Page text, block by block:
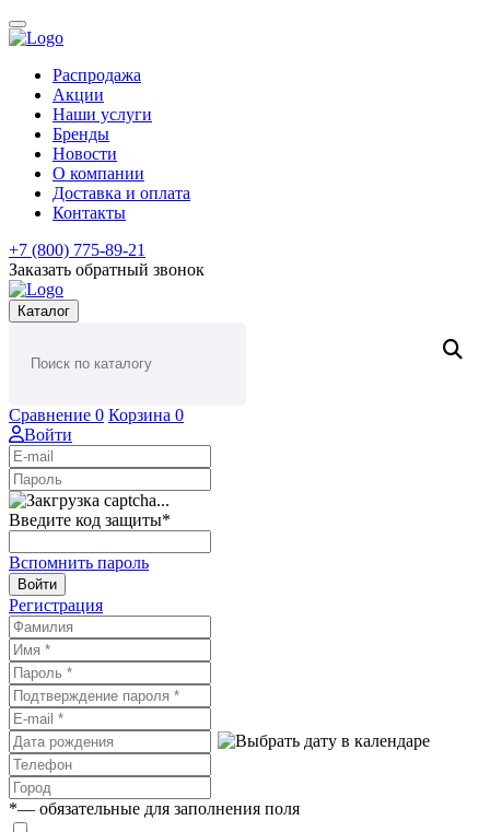
Распродажа
Акции
Наши услуги
Бренды
Новости
О компании
Доставка и оплата
Контакты
+7 (800) 775-89-21
Заказать обратный звонок
Каталог
Сравнение 0 Корзина 0
Войти
Введите код защиты*
Вспомнить пароль
Войти
Регистрация
*— обязательные для заполнения поля